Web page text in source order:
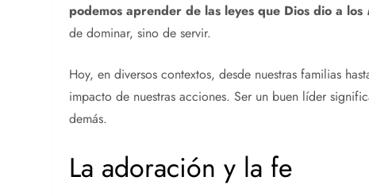
podemos aprender de las leyes que Dios dio a los
de dominar, sino de servir.
Hoy, en diversos contextos, desde nuestras familias
impacto de nuestras acciones. Ser un buen líder
demás.
La adoración y la fe